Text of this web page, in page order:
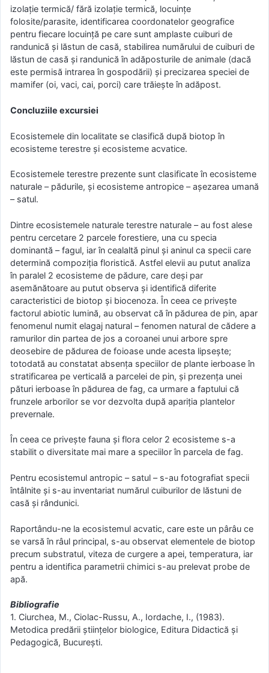
izolație termică/ fără izolație termică, locuințe
folosite/parasite, identificarea coordonatelor geografice
pentru fiecare locuință pe care sunt amplaste cuiburi de
randunică și lăstun de casă, stabilirea numărului de cuiburi de
lăstun de casă și randunică în adăposturile de animale (dacă
este permisă intrarea în gospodării) și precizarea speciei de
mamifer (oi, vaci, cai, porci) care trăiește în adăpost.
Concluziile excursiei
Ecosistemele din localitate se clasifică după biotop în
ecosisteme terestre și ecosisteme acvatice.
Ecosistemele terestre prezente sunt clasificate în ecosisteme
naturale – pădurile, și ecosisteme antropice – așezarea umană
– satul.
Dintre ecosistemele naturale terestre naturale – au fost alese
pentru cercetare 2 parcele forestiere, una cu specia
dominantă – fagul, iar în cealaltă pinul şi aninul ca specii care
determină compoziția floristică. Astfel elevii au putut analiza
în paralel 2 ecosisteme de pădure, care deși par
asemănătoare au putut observa și identifică diferite
caracteristici de biotop și biocenoza. În ceea ce privește
factorul abiotic lumină, au observat că în pădurea de pin, apar
fenomenul numit elagaj natural – fenomen natural de cădere a
ramurilor din partea de jos a coroanei unui arbore spre
deosebire de pădurea de foioase unde acesta lipsește;
totodată au constatat absența speciilor de plante ierboase în
stratificarea pe verticală a parcelei de pin, și prezența unei
pături ierboase în pădurea de fag, ca urmare a faptului că
frunzele arborilor se vor dezvolta după apariţia plantelor
prevernale.
În ceea ce priveşte fauna și flora celor 2 ecosisteme s-a
stabilit o diversitate mai mare a speciilor în parcela de fag.
Pentru ecosistemul antropic – satul – s-au fotografiat specii
întâlnite și s-au inventariat numărul cuiburilor de lăstuni de
casă şi rândunici.
Raportându-ne la ecosistemul acvatic, care este un pârâu ce
se varsă în râul principal, s-au observat elementele de biotop
precum substratul, viteza de curgere a apei, temperatura, iar
pentru a identifica parametrii chimici s-au prelevat probe de
apă.
Bibliografie
1. Ciurchea, M., Ciolac-Russu, A., Iordache, I., (1983).
Metodica predării ştiinţelor biologice, Editura Didactică şi
Pedagogică, Bucureşti.